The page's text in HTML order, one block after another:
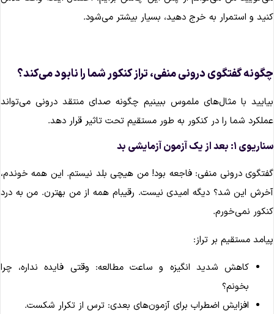
و استمرار به خرج دهید، بسیار بیشتر می‌شود.
گفتگوی درونی منفی، تراز کنکور شما را نابود می‌کند؟
با مثال‌های ملموس ببینیم چگونه صدای منتقد درونی می‌تواند
شما را در کنکور به طور مستقیم تحت تاثیر قرار دهد.
۱: بعد از یک آزمون آزمایشی بد
درونی منفی: فاجعه بود! من هیچی بلد نیستم. این همه خوندم،
این شد؟ دیگه امیدی نیست. رقیبام همه از من بهترن. من به درد
نمی‌خورم.
مستقیم بر تراز:
کاهش شدید انگیزه و ساعت مطالعه: وقتی فایده نداره، چرا
بخونم؟
افزایش اضطراب برای آزمون‌های بعدی: ترس از تکرار شکست.